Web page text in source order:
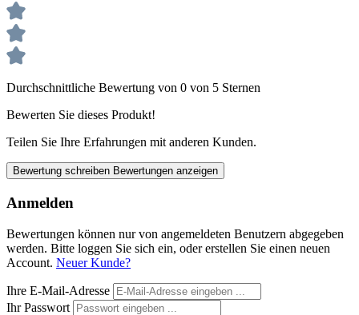
Durchschnittliche Bewertung von 0 von 5 Sternen
Bewerten Sie dieses Produkt!
Teilen Sie Ihre Erfahrungen mit anderen Kunden.
Bewertung schreiben Bewertungen anzeigen
Anmelden
Bewertungen können nur von angemeldeten Benutzern abgegeben
werden. Bitte loggen Sie sich ein, oder erstellen Sie einen neuen
Account. Neuer Kunde?
Ihre E-Mail-Adresse
Ihr Passwort